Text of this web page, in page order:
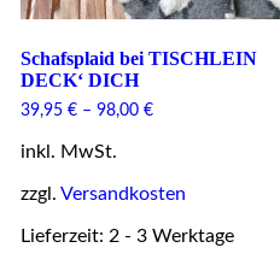
Schafsplaid bei TISCHLEIN
DECK‘ DICH
39,95 €– 98,00 €
inkl. MwSt.
zzgl. Versandkosten
Lieferzeit: 2 - 3 Werktage